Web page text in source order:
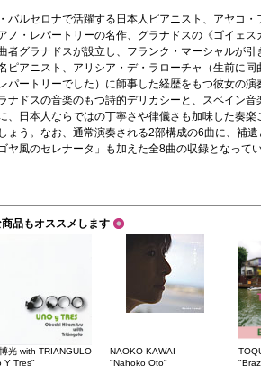
バルセロナで活躍する日本人ピアニスト、アヤコ・
ノ・レパートリーの名作、グラナドスの《ゴイェ
者グラナドスが設立し、フランク・マーシャルが引
ピアニスト、アリシア・デ・ラローチャ（生前に同
パートリーでした）に師事した経歴をもつ彼女の演
ナドスの音楽のもつ詩的デリカシーと、スペイン音
、日本人ならではの丁寧さや律儀さも加味した奏楽
ょう。なお、通常演奏される2部構成の6曲に、補
ヤ風のセレナータ」も加えた全8曲の収録となってい
品もオススメします
光 with TRIANGULO
Y Tres"
NAOKO KAWAI
"Nahoko Oto"